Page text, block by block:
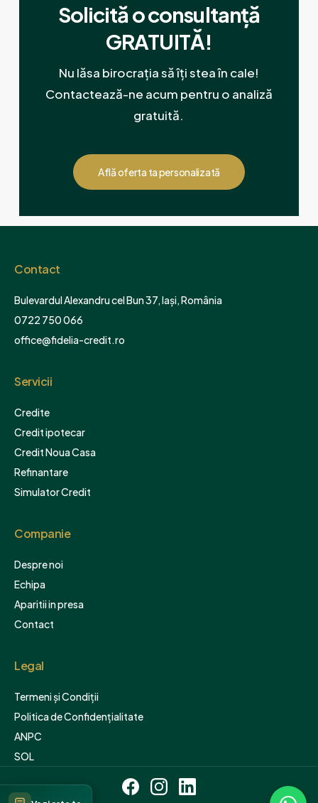
Solicită o consultanță
GRATUITĂ!
Nu lăsa birocrația să îți stea în cale!
Contactează-ne acum pentru o analiză
gratuită.
Află oferta ta personalizată
Contact
Bulevardul Alexandru cel Bun 37, Iași, România
0722 750 066
office@fidelia-credit.ro
Servicii
Credite
Credit ipotecar
Credit Noua Casa
Refinantare
Simulator Credit
Companie
Despre noi
Echipa
Aparitii in presa
Contact
Legal
Termeni și Condiții
Politica de Confidențialitate
ANPC
SOL